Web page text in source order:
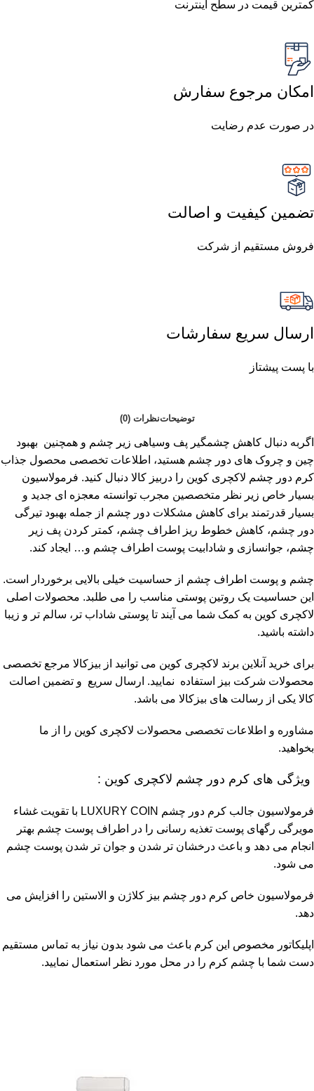
کمترین قیمت در سطح اینترنت
امکان مرجوع سفارش
در صورت عدم رضایت
تضمین کیفیت و اصالت
فروش مستقیم از شرکت
ارسال سریع سفارشات
با پست پیشتاز
توضیحاتنظرات (0)
اگربه دنبال کاهش چشمگیر پف وسیاهی زیر چشم و همچنین بهبود
چین و چروک های دور چشم هستید، اطلاعات تخصصی محصول جذاب
کرم دور چشم لاکچری کوین را دربیز کالا دنبال کنید. فرمولاسیون
بسیار خاص زیر نظر متخصصین مجرب توانسته معجزه ای جدید و
بسیار قدرتمند برای کاهش مشکلات دور چشم از جمله بهبود تیرگی
دور چشم، کاهش خطوط ریز اطراف چشم، کمتر کردن پف زیر
چشم، جوانسازی و شادابیت پوست اطراف چشم و… ایجاد کند.
چشم و پوست اطراف چشم از حساسیت خیلی بالایی برخوردار است.
این حساسیت یک روتین پوستی مناسب را می طلبد. محصولات اصلی
لاکچری کوین به کمک شما می آیند تا پوستی شاداب تر، سالم تر و زیبا
داشته باشید.
برای خرید آنلاین برند لاکچری کوین می توانید از بیزکالا مرجع تخصصی
محصولات شرکت بیز استفاده نمایید. ارسال سریع و تضمین اصالت
کالا یکی از رسالت های بیزکالا می باشد.
مشاوره و اطلاعات تخصصی محصولات لاکچری کوین را از ما
بخواهید.
ویژگی های کرم دور چشم لاکچری کوین :
فرمولاسیون جالب کرم دور چشم LUXURY COIN با تقویت غشاء
مویرگی رگهای پوست تغذیه رسانی را در اطراف پوست چشم بهتر
انجام می دهد و باعث درخشان تر شدن و جوان تر شدن پوست چشم
می شود.
فرمولاسیون خاص کرم دور چشم بیز کلاژن و الاستین را افزایش می
دهد.
اپلیکاتور مخصوص این کرم باعث می شود بدون نیاز به تماس مستقیم
دست شما با چشم کرم را در محل مورد نظر استعمال نمایید.